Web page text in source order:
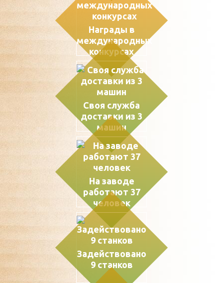
Награды в
международных
конкурсах
Своя служба
доставки из 3
машин
На заводе
работают 37
человек
Задействовано
9 станков